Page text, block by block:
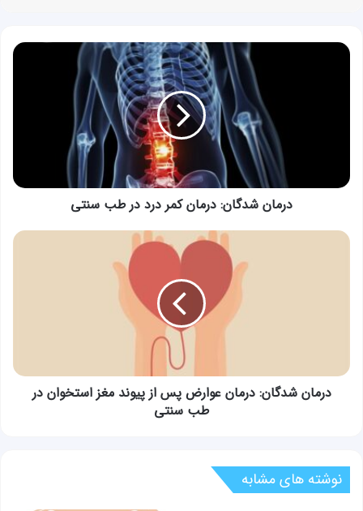
درمان
درمان شدگان: درمان کمر درد در طب سنتی
درمان
استخوان
درمان شدگان: درمان عوارض پس از پیوند مغز استخوان در
طب سنتی
نوشته های مشابه